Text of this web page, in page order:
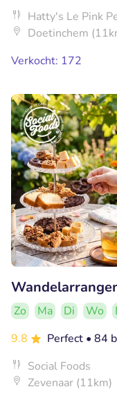
​Hatty's Le Pink
Doetinchem
Verkocht: 172
Zo Ma Di Wo
9.8
Perfect • 84
Social Foods
Zevenaar (11km)